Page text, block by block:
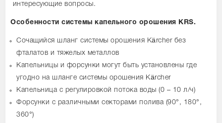
интересующие вопросы.
Особенности системы капельного орошения KRS.
Сочащийся шланг системы орошения Kärcher без
фталатов и тяжелых металлов
Капельницы и форсунки могут быть установлены где
угодно на шланге системы орошения Kärcher
Капельница с регулировкой потока воды (0 – 10 л/ч)
Форсунки с различными секторами полива (90°, 180°,
360°)